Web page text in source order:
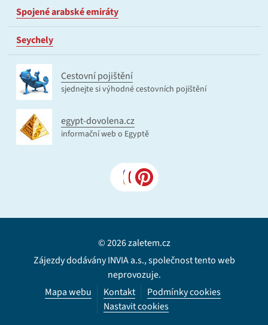
Spojené arabské emiráty
Seychely
Cestovní pojištění
sjednejte si výhodné cestovních pojištění
egypt-dovolena.cz
informační web o Egyptě
© 2026 zaletem.cz
Zájezdy dodávány INVIA a.s., společnost tento web
neprovozuje.
Mapa webu
Kontakt
Podmínky cookies
Nastavit cookies